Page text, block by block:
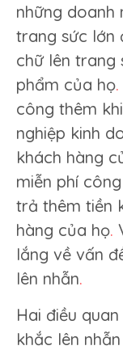
những doanh
trang sức lớn
chữ lên trang
phẩm của họ.
công thêm
nghiệp kinh
khách hàng
miễn phí
trả thêm tiền
hàng của họ.
lắng về vấn
lên nhẫn.
Hai điều
khắc lên